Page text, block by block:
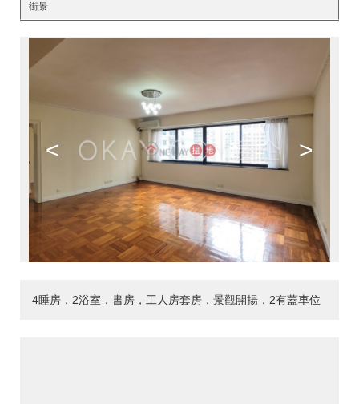
街景
< >
4睡房，2浴室，書房，工人房套房，景觀開揚，2有蓋車位